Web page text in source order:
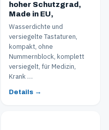
hoher Schutzgrad,
Made in EU,
Wasserdichte und
versiegelte Tastaturen,
kompakt, ohne
Nummernblock, komplett
versiegelt, für Medizin,
Krank …
Details →